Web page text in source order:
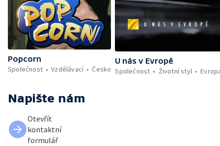
Popcorn
Společnost
Vzdělávací Česko
U nás v Evropě
Společnost
Životní styl
Napište nám
Otevřít
kontaktní
formulář